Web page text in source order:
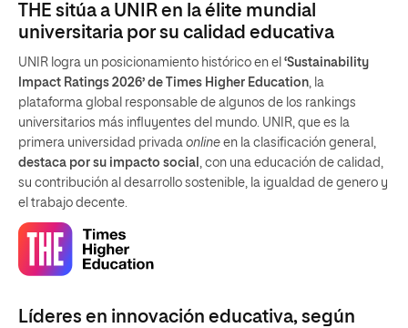
THE sitúa a UNIR en la élite mundial
universitaria por su calidad educativa
UNIR logra un posicionamiento histórico en el ‘Sustainability
Impact Ratings 2026’ de Times Higher Education , la
plataforma global responsable de algunos de los rankings
universitarios más influyentes del mundo. UNIR, que es la
primera universidad privada online en la clasificación general,
destaca por su impacto social
, con una educación de calidad,
su contribución al desarrollo sostenible, la igualdad de genero y
el trabajo decente.
Líderes en innovación educativa, según